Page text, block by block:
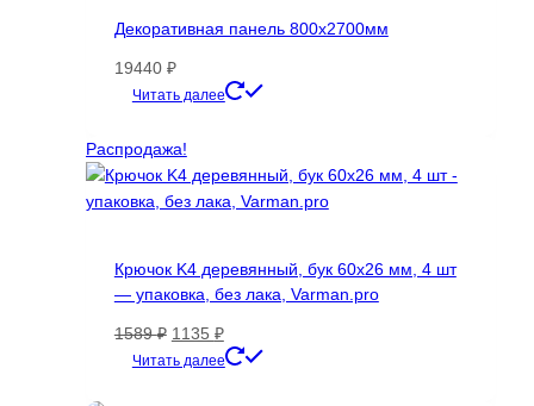
Декоративная панель 800х2700мм
19440 ₽
Читать далее
несколько
вариаций.
выбрать
на
Распродажа!
Крючок K4 деревянный, бук 60х26 мм, 4 шт
— упаковка, без лака, Varman.pro
1589₽ Первоначальная
цена
1135 ₽Текущая
цена:
Читать далее